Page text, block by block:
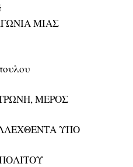
ΜΙΑΣ
ΜΕΡΟΣ
ΥΠΟ